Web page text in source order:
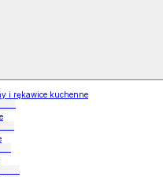
i rękawice kuchenne